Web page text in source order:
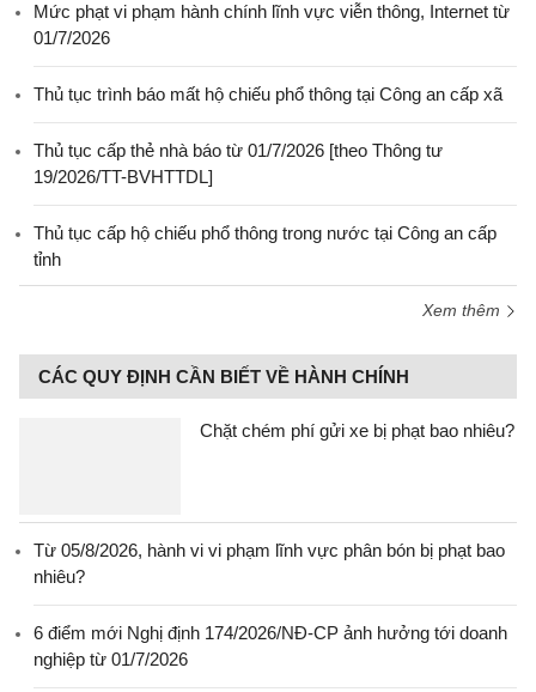
Mức phạt vi phạm hành chính lĩnh vực viễn thông, Internet từ
01/7/2026
Thủ tục trình báo mất hộ chiếu phổ thông tại Công an cấp xã
Thủ tục cấp thẻ nhà báo từ 01/7/2026 [theo Thông tư
19/2026/TT-BVHTTDL]
Thủ tục cấp hộ chiếu phổ thông trong nước tại Công an cấp
tỉnh
Xem thêm
CÁC QUY ĐỊNH CẦN BIẾT VỀ HÀNH CHÍNH
Chặt chém phí gửi xe bị phạt bao nhiêu?
Từ 05/8/2026, hành vi vi phạm lĩnh vực phân bón bị phạt bao
nhiêu?
6 điểm mới Nghị định 174/2026/NĐ-CP ảnh hưởng tới doanh
nghiệp từ 01/7/2026